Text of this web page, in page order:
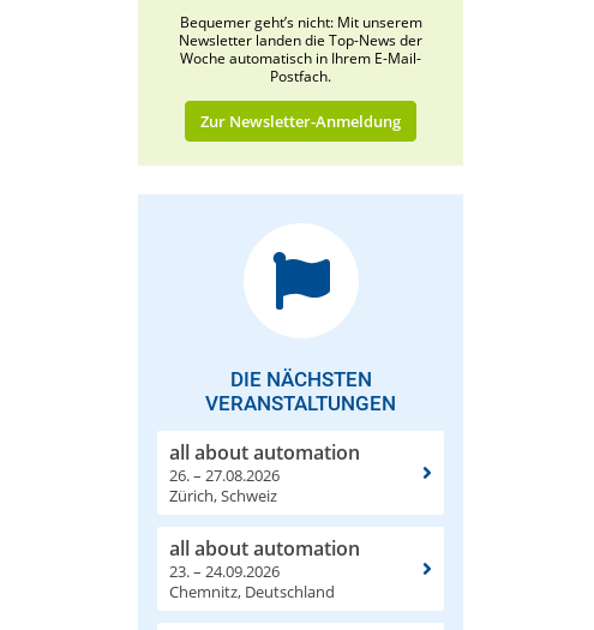
Bequemer geht’s nicht: Mit unserem
Newsletter landen die Top-News der
Woche automatisch in Ihrem E-Mail-
Postfach.
Zur Newsletter-Anmeldung
DIE NÄCHSTEN
VERANSTALTUNGEN
all about automation
26. – 27.08.2026
Zürich, Schweiz
all about automation
23. – 24.09.2026
Chemnitz, Deutschland